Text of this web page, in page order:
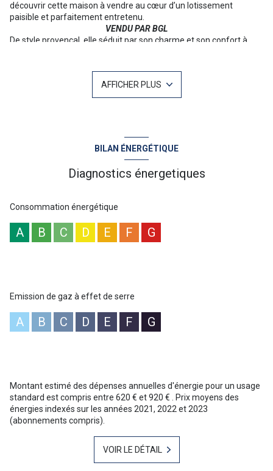
découvrir cette maison à vendre au cœur d’un lotissement
paisible et parfaitement entretenu.
VENDU PAR BGL
De style provençal, elle séduit par son charme et son confort à
un véritable espace de vie extérieur avec terrasse couverte,
porche, piscine et terrain de boules, idéal pour profiter des beaux
jours en toute convivialité.
Au rez-de-chaussée : entrée, cuisine ouverte sur le séjour, une
À l’étage : dégagement, deux chambres, salle de bains et toilettes.
Un garage et des places de stationnement complètent le bien.
Baptiste GAINNET 06 42 25 00 49 - Votre agent commercial sur Le
AFFICHER PLUS
BILAN ÉNERGÉTIQUE
Diagnostics énergetiques
Consommation énergétique
A B C D E F G
Emission de gaz à effet de serre
A B C D E F G
Montant estimé des dépenses annuelles d'énergie pour un usage
standard est compris entre 620 € et 920 € . Prix moyens des
énergies indexés sur les années 2021, 2022 et 2023
(abonnements compris).
VOIR LE DÉTAIL